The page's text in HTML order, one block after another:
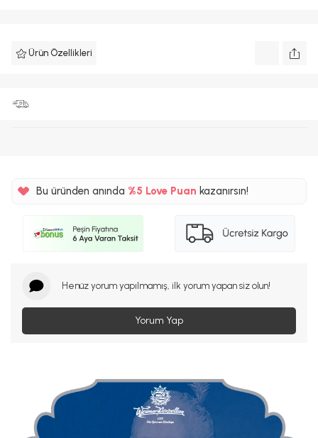
Ürün Özellikleri
Bu üründen anında %5
%5
Love Puan kazanırsın!
Henüz yorum yapılmamış, ilk yorum yapan siz olun!
Yorum Yap